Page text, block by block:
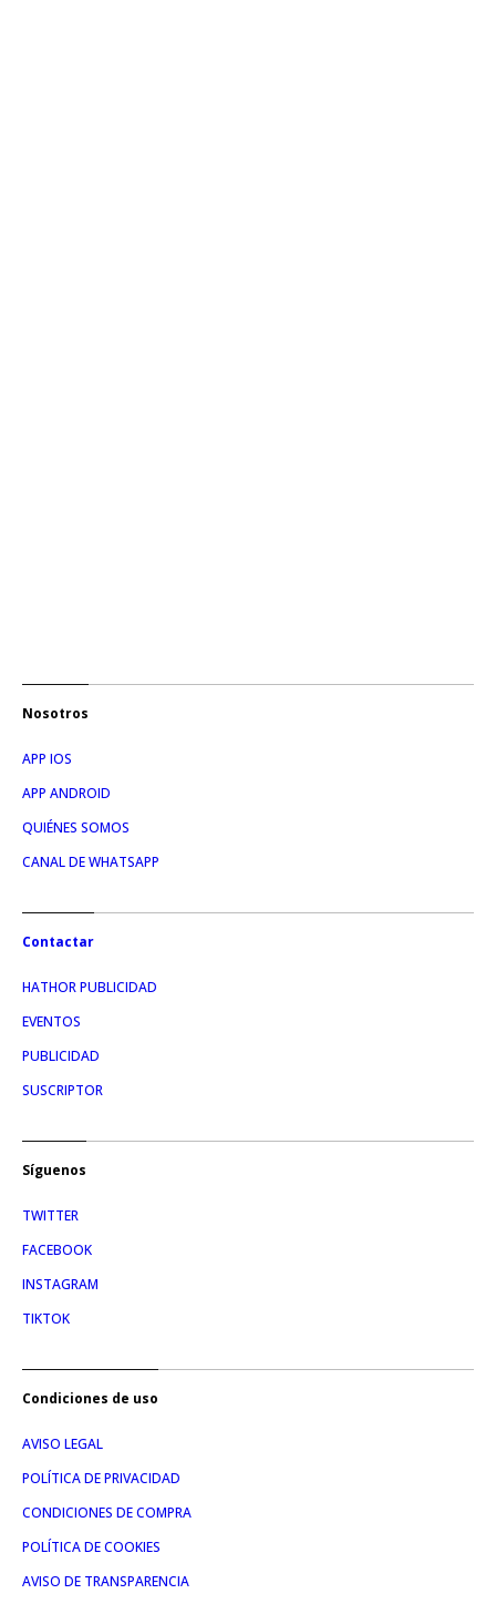
Nosotros
APP IOS
APP ANDROID
QUIÉNES SOMOS
CANAL DE WHATSAPP
Contactar
HATHOR PUBLICIDAD
EVENTOS
PUBLICIDAD
SUSCRIPTOR
Síguenos
TWITTER
FACEBOOK
INSTAGRAM
TIKTOK
Condiciones de uso
AVISO LEGAL
POLÍTICA DE PRIVACIDAD
CONDICIONES DE COMPRA
POLÍTICA DE COOKIES
AVISO DE TRANSPARENCIA